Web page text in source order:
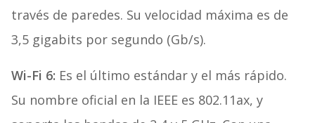
través de paredes. Su velocidad máxima es de
3,5 gigabits por segundo (Gb/s).
Wi-Fi 6: Es el último estándar y el más rápido.
Su nombre oficial en la IEEE es 802.11ax, y